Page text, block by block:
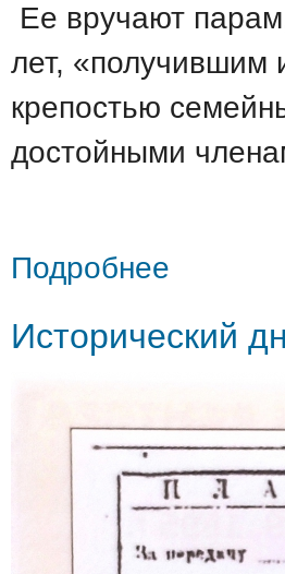
Ее вручают
лет, «получившим
крепостью
достойными
Подробнее
Исторический